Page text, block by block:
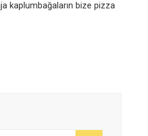
kaplumbağaların bize pizza